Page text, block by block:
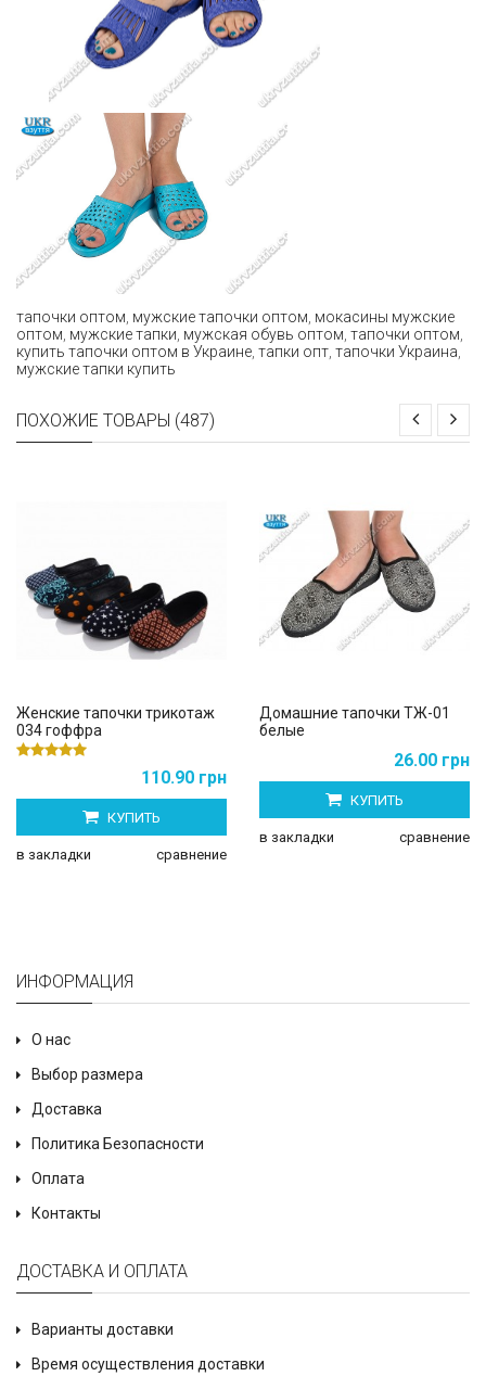
тапочки оптом мужские тапочки оптом мокасины мужские
оптом мужские тапки мужская обувь оптом тапочки оптом
купить тапочки оптом в Украине тапки опт тапочки Украина
мужские тапки купить
ПОХОЖИЕ ТОВАРЫ (487)
Женские тапочки трикотаж
034 гоффра
110.90 грн
КУПИТЬ
в закладки сравнение
Домашние тапочки ТЖ-01
белые
26.00 грн
КУПИТЬ
в закладки сравнение
ИНФОРМАЦИЯ
О нас
Выбор размера
Доставка
Политика Безопасности
Оплата
Контакты
ДОСТАВКА И ОПЛАТА
Варианты доставки
Время осуществления доставки